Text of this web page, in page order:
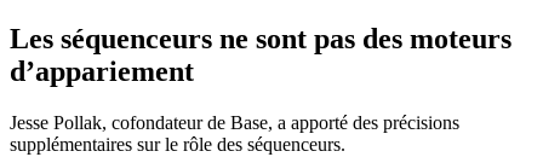
Les séquenceurs ne sont pas des moteurs
d’appariement
Jesse Pollak, cofondateur de Base, a apporté des précisions
supplémentaires sur le rôle des séquenceurs.